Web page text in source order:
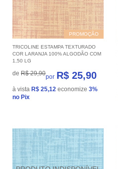
PROMOÇÃO
TRICOLINE ESTAMPA TEXTURADO
COR LARANJA 100% ALGODÃO COM
1,50 LG
de R$ 29,90por R$ 25,90
à vista R$ 25,12 economize 3%
no Pix